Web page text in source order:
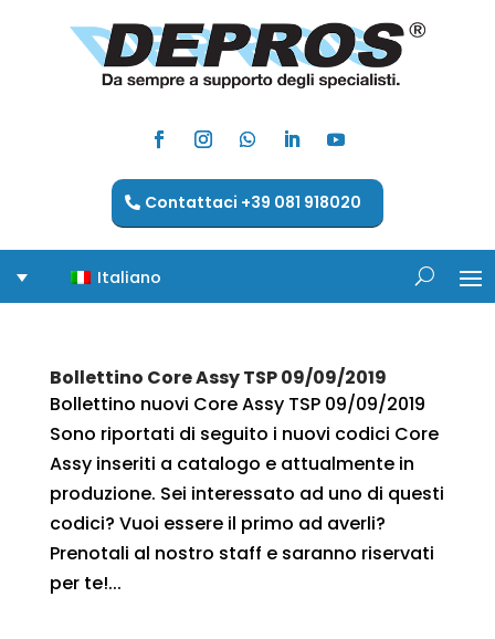
Contattaci +39 081 918020
Italiano
Bollettino Core Assy TSP 09/09/2019
Bollettino nuovi Core Assy TSP 09/09/2019
Sono riportati di seguito i nuovi codici Core
Assy inseriti a catalogo e attualmente in
produzione. Sei interessato ad uno di questi
codici? Vuoi essere il primo ad averli?
Prenotali al nostro staff e saranno riservati
per te!...